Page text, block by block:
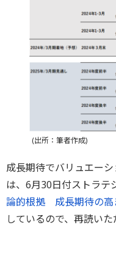
(出所：筆者作成)
成長期待でバリュエー
は、6月30日付ストラテ
論的根拠 成長期待の高
しているので、再読いた